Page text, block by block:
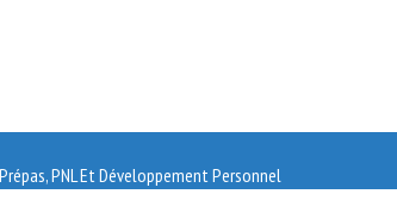
,PNL Et Développement Personnel